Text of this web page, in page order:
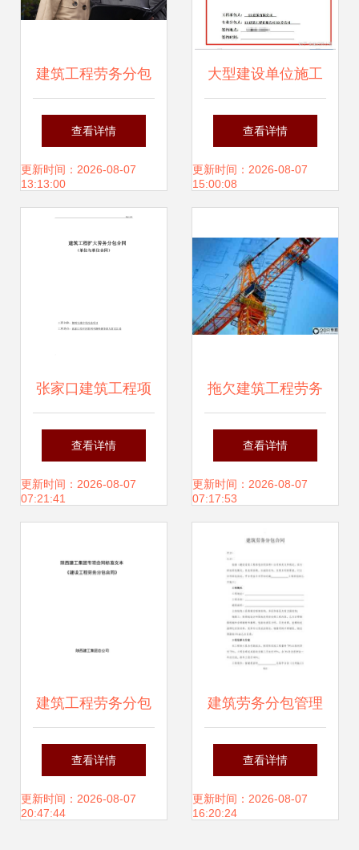
建筑工程劳务分包
的主要形式及其特
点
查看详情
更新时间：2026-08-07
13:13:00
大型建设单位施工
合同与劳务分包合
同范本合集 超400
与监理通用框架
查看详情
更新时间：2026-08-07
15:00:08
张家口建筑工程项
目劳务分包合同规
范化操作实务指南
查看详情
更新时间：2026-08-07
07:21:41
拖欠建筑工程劳务
费纠纷案 建设工程
劳务分包合同纠纷
查看详情
更新时间：2026-08-07
07:17:53
建筑工程劳务分包
合同管理与风险防
范实务指南
查看详情
更新时间：2026-08-07
20:47:44
建筑劳务分包管理
要点解析
查看详情
更新时间：2026-08-07
16:20:24